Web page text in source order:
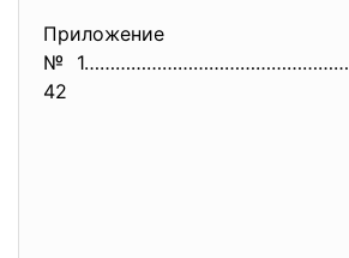
Приложение
42